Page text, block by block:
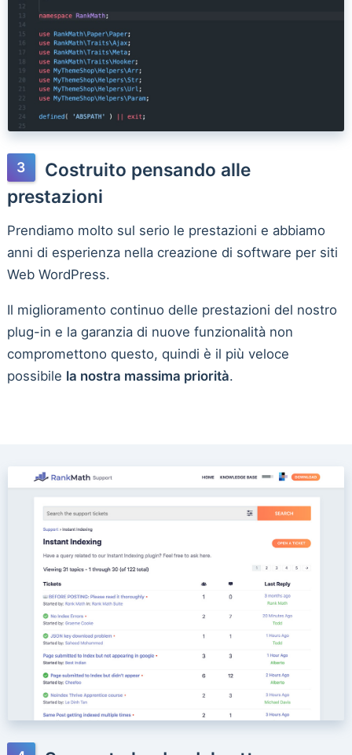
Costruito pensando alle
prestazioni
Prendiamo molto sul serio le prestazioni e abbiamo
anni di esperienza nella creazione di software per siti
Web WordPress.
Il miglioramento continuo delle prestazioni del nostro
plug-in e la garanzia di nuove funzionalità non
compromettono questo, quindi è il più veloce
possibile la nostra massima priorità.